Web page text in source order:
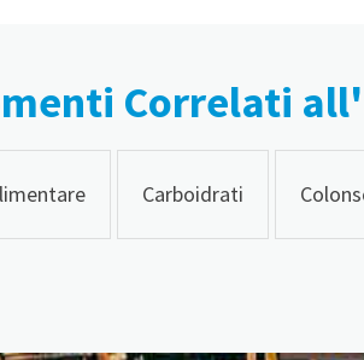
Correlati
Carboidrati